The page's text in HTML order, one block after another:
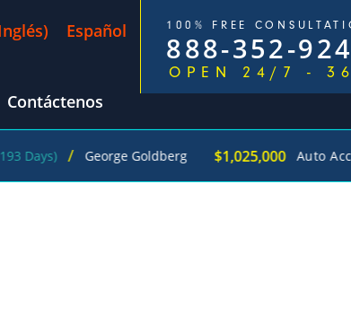
) Español 100% FREE
888-352-
OPEN 24/7 -
Contáctenos
/ George Goldberg $1,025,000 Auto Accident (in